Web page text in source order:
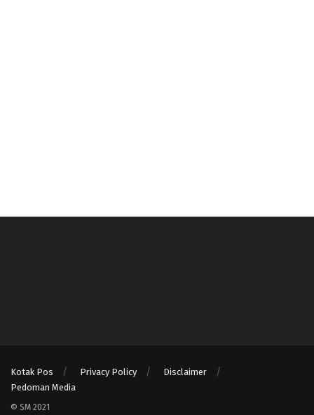
Kotak Pos Privacy Policy
Disclaimer
Pedoman Media
© SM 2021